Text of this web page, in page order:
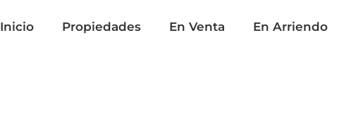
Inicio Propiedades En Venta En Arriendo